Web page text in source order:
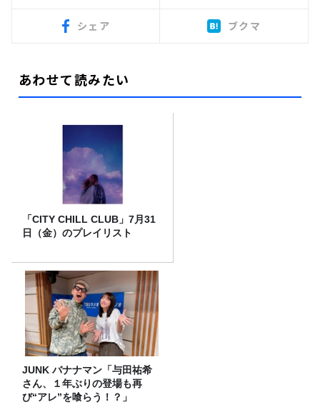
シェア ブクマ
あわせて読みたい
「CITY CHILL CLUB」7月31
日（金）のプレイリスト
JUNK バナナマン「与田祐希
さん、１年ぶりの登場も再
び“アレ”を喰らう！？」